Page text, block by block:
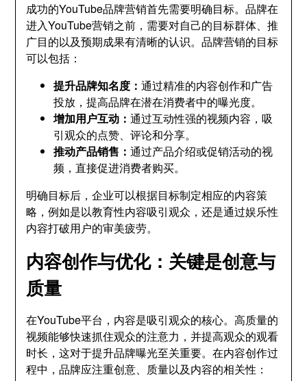
成功的YouTube品牌营销首先需要明确目标。品牌在
进入YouTube营销之前，需要对自己的目标群体、推
广目的以及预期成果有清晰的认识。品牌营销的目标
可以包括：
提升品牌知名度：通过精准的内容创作和广告
投放，提高品牌在潜在消费者中的曝光度。
增加用户互动：通过互动性强的视频内容，吸
引观众的点赞、评论和分享。
推动产品销售：通过产品介绍或促销活动的视
频，直接促进消费者购买。
明确目标后，企业可以根据目标制定相应的内容策
略，例如是以教育性内容吸引观众，还是通过娱乐性
内容打破用户的审美疲劳。
内容创作与优化：关键是创意与
质量
在YouTube平台，内容是吸引观众的核心。高质量的
视频能够快速抓住观众的注意力，并提高观众的观看
时长，这对于提升品牌曝光至关重要。在内容创作过
程中，品牌应注重创意、质量以及内容的相关性：